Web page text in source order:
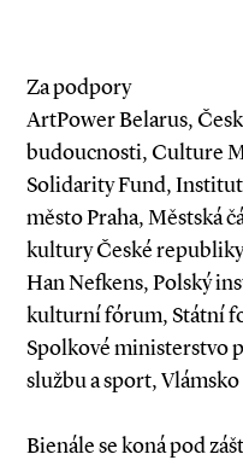
Za podpory
ArtPower Belarus,
budoucnosti, Culture
Solidarity Fund,
město Praha, Městská
kultury České
Han Nefkens, Polský
kulturní fórum, Státní
Spolkové ministerstvo
službu a sport, Vlámsko
Bienále se koná pod